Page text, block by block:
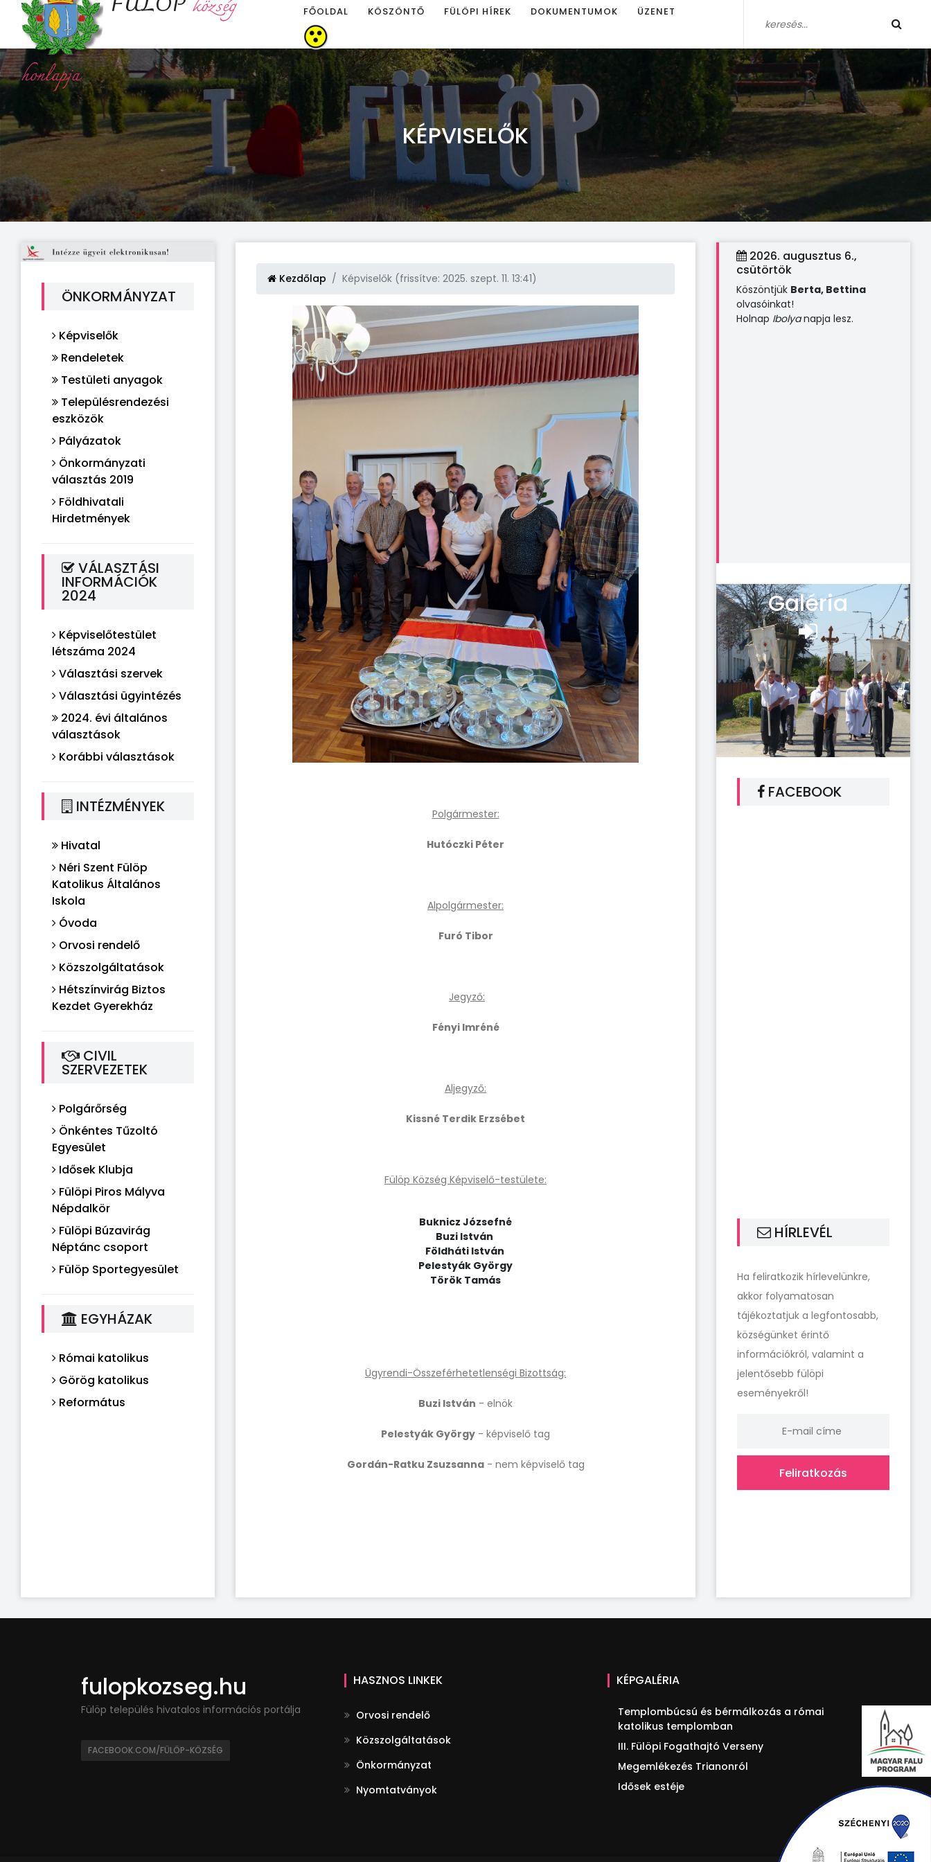
község
honlapja
FŐOLDAL KÖSZÖNTŐ FÜLÖPI HÍREK DOKUMENTUMOK ÜZENET
KÉPVISELŐK
ÖNKORMÁNYZAT
Képviselők
Rendeletek
Testületi anyagok
Településrendezési
eszközök
Pályázatok
Önkormányzati
választás 2019
Földhivatali
Hirdetmények
VÁLASZTÁSI
INFORMÁCIÓK
2024
Képviselőtestület
létszáma 2024
Választási szervek
Választási ügyintézés
2024. évi általános
választások
Korábbi választások
INTÉZMÉNYEK
Hivatal
Néri Szent Fülöp
Katolikus Általános
Iskola
Óvoda
Orvosi rendelő
Közszolgáltatások
Hétszínvirág Biztos
Kezdet Gyerekház
CIVIL
SZERVEZETEK
Polgárőrség
Önkéntes Tűzoltó
Egyesület
Idősek Klubja
Fülöpi Piros Mályva
Népdalkör
Fülöpi Búzavirág
Néptánc csoport
Fülöp Sportegyesület
EGYHÁZAK
Római katolikus
Görög katolikus
Református
Kezdőlap Képviselők (frissítve: 2025. szept. 11. 13:41)
Polgármester:
Hutóczki Péter
Alpolgármester:
Furó Tibor
Jegyző:
Fényi Imréné
Aljegyző:
Kissné Terdik Erzsébet
Fülöp Község Képviselő-testülete:
Buknicz Józsefné
Buzi István
Földháti István
Pelestyák György
Török Tamás
Ügyrendi-Összeférhetetlenségi Bizottság:
Buzi István - elnök
Pelestyák György - képviselő tag
Gordán-Ratku Zsuzsanna- nem képviselő tag
2026. augusztus 6.,
csütörtök
Köszöntjük Berta, Bettina
olvasóinkat!
Holnap Ibolyanapja lesz.
Galéria
FACEBOOK
HÍRLEVÉL
Ha feliratkozik hírlevelünkre,
akkor folyamatosan
tájékoztatjuk a legfontosabb,
községünket érintő
információkról, valamint a
jelentősebb fülöpi
eseményekről!
Feliratkozás
fulopkozseg.hu
Fülöp település hivatalos információs portálja
FACEBOOK.COM/FÜLÖP-KÖZSÉG
HASZNOS LINKEK
Orvosi rendelő
Közszolgáltatások
Önkormányzat
Nyomtatványok
KÉPGALÉRIA
Templombúcsú és bérmálkozás a római
katolikus templomban
III. Fülöpi Fogathajtó Verseny
Megemlékezés Trianonról
Idősek estéje